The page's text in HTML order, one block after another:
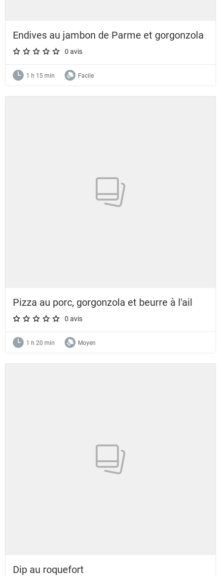
Endives au jambon de Parme et gorgonzola
A star rating of 0 out of 5.
0 avis
1 h 15 min Facile
Pizza au porc, gorgonzola et beurre à l'ail
A star rating of 0 out of 5.
0 avis
1 h 20 min Moyen
Dip au roquefort